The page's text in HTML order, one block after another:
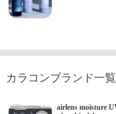
カラコンブランド一覧